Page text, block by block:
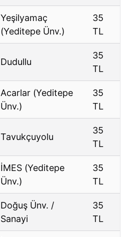
Yeşilyamaç
(Yeditepe Ünv.)
35
TL
Dudullu
35
TL
Acarlar (Yeditepe
Ünv.)
35
TL
Tavukçuyolu
35
TL
İMES (Yeditepe
Ünv.)
35
TL
Doğuş Ünv. /
Sanayi
35
TL